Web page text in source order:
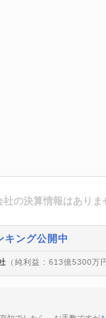
の決算情報はありま
キング公開中
（純利益 : 613億5300万